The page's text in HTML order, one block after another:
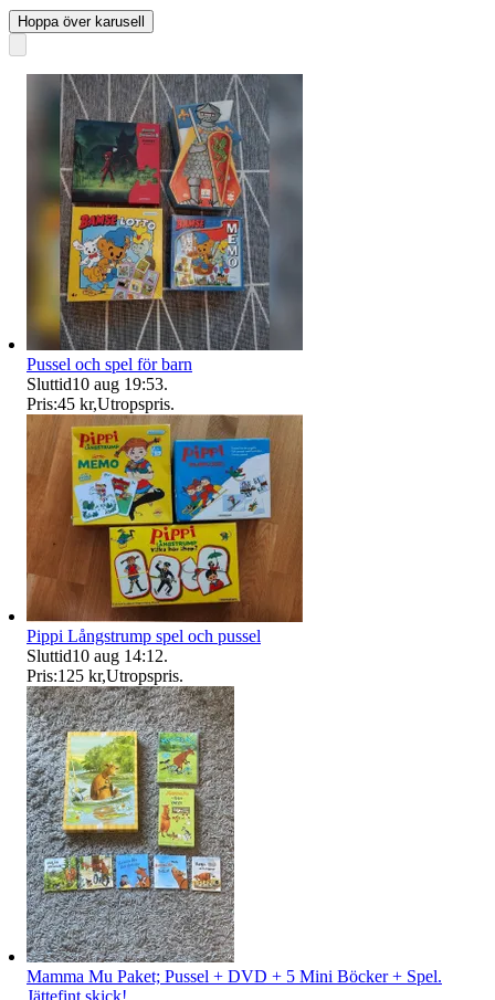
Hoppa över karusell
Pussel och spel för barn
Sluttid10 aug 19:53.
Pris:45 kr,Utropspris.
Pippi Långstrump spel och pussel
Sluttid10 aug 14:12.
Pris:125 kr,Utropspris.
Mamma Mu Paket; Pussel + DVD + 5 Mini Böcker + Spel.
Jättefint skick!